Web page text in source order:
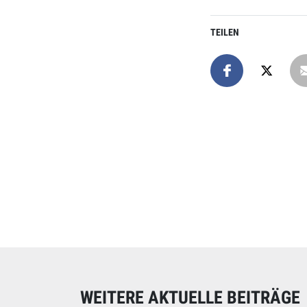
TEILEN
WEITERE AKTUELLE BEITRÄGE